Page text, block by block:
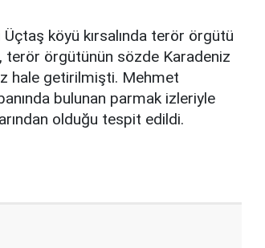
köyü kırsalında terör örgütü
terör örgütünün sözde Karadeniz
hale getirilmişti. Mehmet
bulunan parmak izleriyle
olduğu tespit edildi.